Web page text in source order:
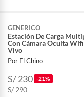
GENERICO
​Estación De Carga
Con Cámara Oculta
Vivo
Por El Chino
S/ 230 -21%
S/ 290